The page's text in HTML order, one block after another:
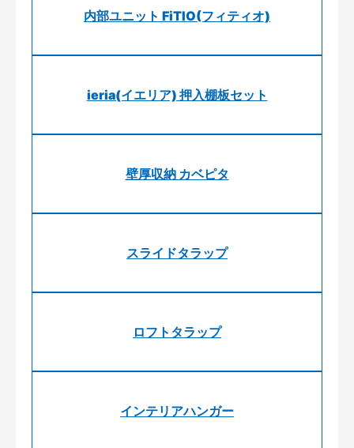
内部ユニット FiTIO(フィティオ)
ieria(イエリア) 押入棚板セット
壁厚収納 カベピタ
スライドタラップ
ロフトタラップ
インテリアハンガー